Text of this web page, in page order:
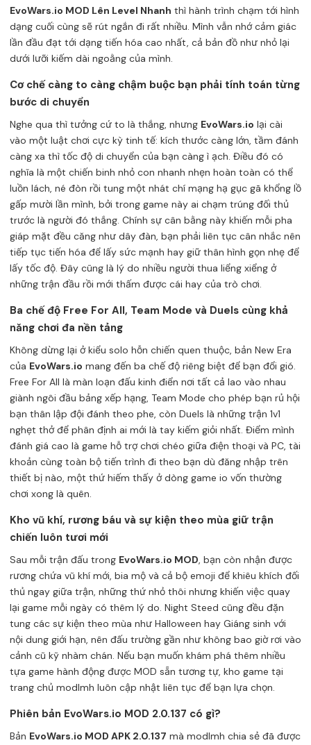
EvoWars.io MOD Lên Level Nhanh thì hành trình chạm tới hình
dạng cuối cùng sẽ rút ngắn đi rất nhiều. Mình vẫn nhớ cảm giác
lần đầu đạt tới dạng tiến hóa cao nhất, cả bản đồ như nhỏ lại
dưới lưỡi kiếm dài ngoằng của mình.
Cơ chế càng to càng chậm buộc bạn phải tính toán từng
bước di chuyển
Nghe qua thì tưởng cứ to là thắng, nhưng EvoWars.io lại cài
vào một luật chơi cực kỳ tinh tế: kích thước càng lớn, tầm đánh
càng xa thì tốc độ di chuyển của bạn càng ì ạch. Điều đó có
nghĩa là một chiến binh nhỏ con nhanh nhẹn hoàn toàn có thể
luồn lách, né đòn rồi tung một nhát chí mạng hạ gục gã khổng lồ
gấp mười lần mình, bởi trong game này ai chạm trúng đối thủ
trước là người đó thắng. Chính sự cân bằng này khiến mỗi pha
giáp mặt đều căng như dây đàn, bạn phải liên tục cân nhắc nên
tiếp tục tiến hóa để lấy sức mạnh hay giữ thân hình gọn nhẹ để
lấy tốc độ. Đây cũng là lý do nhiều người thua liểng xiểng ở
những trận đầu rồi mới thấm được cái hay của trò chơi.
Ba chế độ Free For All, Team Mode và Duels cùng khả
năng chơi đa nền tảng
Không dừng lại ở kiểu solo hỗn chiến quen thuộc, bản New Era
của EvoWars.io mang đến ba chế độ riêng biệt để bạn đổi gió.
Free For All là màn loạn đấu kinh điển nơi tất cả lao vào nhau
giành ngôi đầu bảng xếp hạng, Team Mode cho phép bạn rủ hội
bạn thân lập đội đánh theo phe, còn Duels là những trận 1v1
nghẹt thở để phân định ai mới là tay kiếm giỏi nhất. Điểm mình
đánh giá cao là game hỗ trợ chơi chéo giữa điện thoại và PC, tài
khoản cùng toàn bộ tiến trình đi theo bạn dù đăng nhập trên
thiết bị nào, một thứ hiếm thấy ở dòng game io vốn thường
chơi xong là quên.
Kho vũ khí, rương báu và sự kiện theo mùa giữ trận
chiến luôn tươi mới
Sau mỗi trận đấu trong EvoWars.io MOD, bạn còn nhận được
rương chứa vũ khí mới, bia mộ và cả bộ emoji để khiêu khích đối
thủ ngay giữa trận, những thứ nhỏ thôi nhưng khiến việc quay
lại game mỗi ngày có thêm lý do. Night Steed cũng đều đặn
tung các sự kiện theo mùa như Halloween hay Giáng sinh với
nội dung giới hạn, nên đấu trường gần như không bao giờ rơi vào
cảnh cũ kỹ nhàm chán. Nếu bạn muốn khám phá thêm nhiều
tựa game hành động được MOD sẵn tương tự, kho game tại
trang chủ modlmh luôn cập nhật liên tục để bạn lựa chọn.
Phiên bản EvoWars.io MOD 2.0.137 có gì?
Bản EvoWars.io MOD APK 2.0.137 mà modlmh chia sẻ đã được